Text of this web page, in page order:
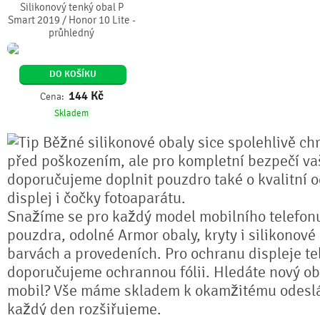
Silikonový tenký obal P
Smart 2019 / Honor 10 Lite -
průhledný
DO KOŠÍKU
Cena: 144 Kč
Skladem
Běžné silikonové obaly sice spolehlivě
před poškozením, ale pro kompletní bezpečí
doporučujeme doplnit pouzdro také o kvalitní
displej i čočky fotoaparátu.
Snažíme se pro každý model mobilního
pouzdra, odolné Armor obaly, kryty i
barvách a provedeních. Pro ochranu displeje
doporučujeme ochrannou fólii. Hledáte nový
mobil? Vše máme skladem k okamžitému
každý den rozšiřujeme.